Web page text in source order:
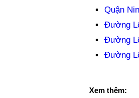
Quận
Đường
Đường
Đường
Xem thêm: